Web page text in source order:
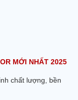
MỚI NHẤT 2025
chất lượng, bền